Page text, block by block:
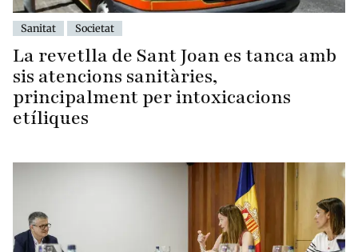
Sanitat Societat
La revetlla de Sant Joan es tanca amb
sis atencions sanitàries,
principalment per intoxicacions
etíliques